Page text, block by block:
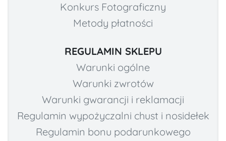
Konkurs Fotograficzny
Metody płatności
REGULAMIN SKLEPU
Warunki ogólne
Warunki zwrotów
Warunki gwarancji i reklamacji
Regulamin wypożyczalni chust i nosidełek
Regulamin bonu podarunkowego